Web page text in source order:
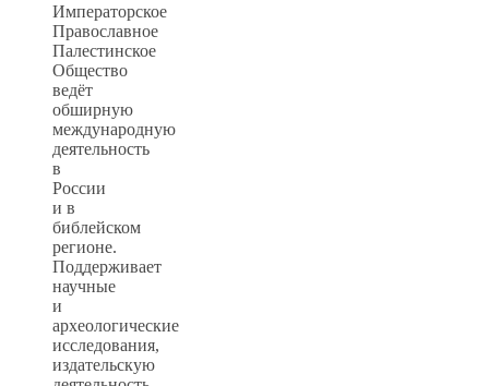
Императорское
Православное
Палестинское
Общество
ведёт
обширную
международную
деятельность
в
России
и в
библейском
регионе.
Поддерживает
научные
и
археологические
исследования,
издательскую